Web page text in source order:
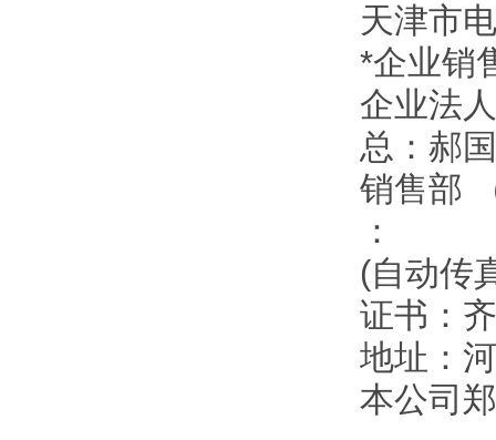
天津市
*企业销
企业法
总：郝
销售部
：
(自动传
证书：
地址：
本公司